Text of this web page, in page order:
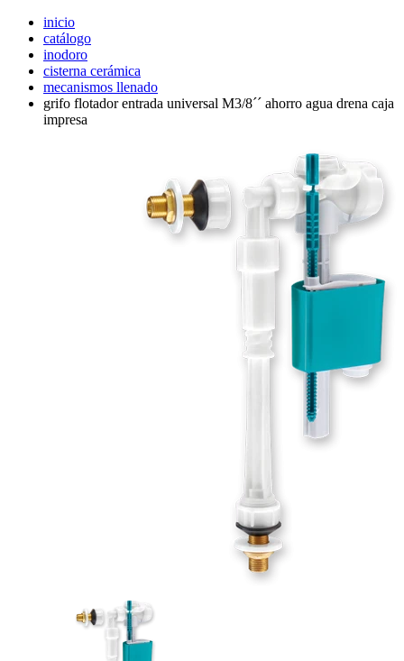
inicio
catálogo
inodoro
cisterna cerámica
mecanismos llenado
grifo flotador entrada universal M3/8´´ ahorro agua drena caja
impresa